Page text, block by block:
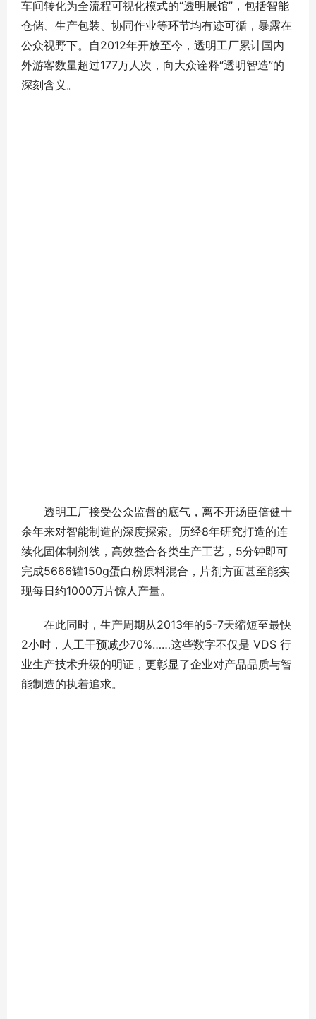
车间转化为全流程可视化模式的“透明展馆”，包括智能
仓储、生产包装、协同作业等环节均有迹可循，暴露在
公众视野下。自2012年开放至今，透明工厂累计国内
外游客数量超过177万人次，向大众诠释“透明智造”的
深刻含义。
透明工厂接受公众监督的底气，离不开汤臣倍健十
余年来对智能制造的深度探索。历经8年研究打造的连
续化固体制剂线，高效整合各类生产工艺，5分钟即可
完成5666罐150g蛋白粉原料混合，片剂方面甚至能实
现每日约1000万片惊人产量。
在此同时，生产周期从2013年的5-7天缩短至最快
2小时，人工干预减少70%……这些数字不仅是 VDS 行
业生产技术升级的明证，更彰显了企业对产品品质与智
能制造的执着追求。